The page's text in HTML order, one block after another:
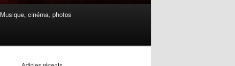
Musique, cinéma, photos